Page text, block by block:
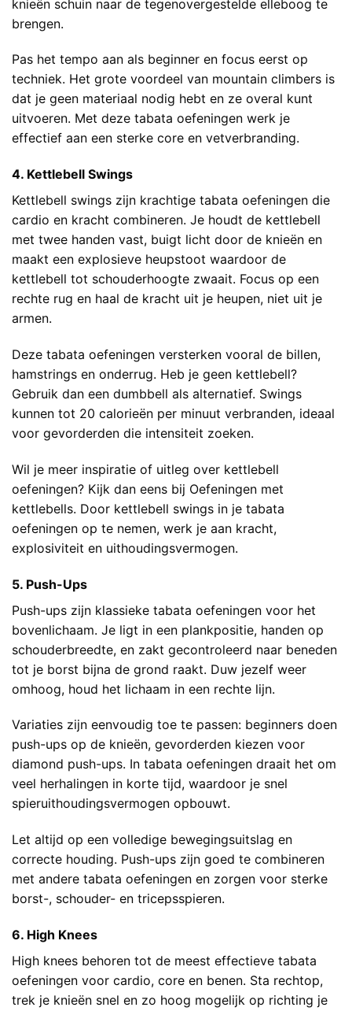
knieën schuin naar de tegenovergestelde elleboog te
brengen.
Pas het tempo aan als beginner en focus eerst op
techniek. Het grote voordeel van mountain climbers is
dat je geen materiaal nodig hebt en ze overal kunt
uitvoeren. Met deze tabata oefeningen werk je
effectief aan een sterke core en vetverbranding.
4. Kettlebell Swings
Kettlebell swings zijn krachtige tabata oefeningen die
cardio en kracht combineren. Je houdt de kettlebell
met twee handen vast, buigt licht door de knieën en
maakt een explosieve heupstoot waardoor de
kettlebell tot schouderhoogte zwaait. Focus op een
rechte rug en haal de kracht uit je heupen, niet uit je
armen.
Deze tabata oefeningen versterken vooral de billen,
hamstrings en onderrug. Heb je geen kettlebell?
Gebruik dan een dumbbell als alternatief. Swings
kunnen tot 20 calorieën per minuut verbranden, ideaal
voor gevorderden die intensiteit zoeken.
Wil je meer inspiratie of uitleg over kettlebell
oefeningen? Kijk dan eens bij Oefeningen met
kettlebells. Door kettlebell swings in je tabata
oefeningen op te nemen, werk je aan kracht,
explosiviteit en uithoudingsvermogen.
5. Push-Ups
Push-ups zijn klassieke tabata oefeningen voor het
bovenlichaam. Je ligt in een plankpositie, handen op
schouderbreedte, en zakt gecontroleerd naar beneden
tot je borst bijna de grond raakt. Duw jezelf weer
omhoog, houd het lichaam in een rechte lijn.
Variaties zijn eenvoudig toe te passen: beginners doen
push-ups op de knieën, gevorderden kiezen voor
diamond push-ups. In tabata oefeningen draait het om
veel herhalingen in korte tijd, waardoor je snel
spieruithoudingsvermogen opbouwt.
Let altijd op een volledige bewegingsuitslag en
correcte houding. Push-ups zijn goed te combineren
met andere tabata oefeningen en zorgen voor sterke
borst-, schouder- en tricepsspieren.
6. High Knees
High knees behoren tot de meest effectieve tabata
oefeningen voor cardio, core en benen. Sta rechtop,
trek je knieën snel en zo hoog mogelijk op richting je